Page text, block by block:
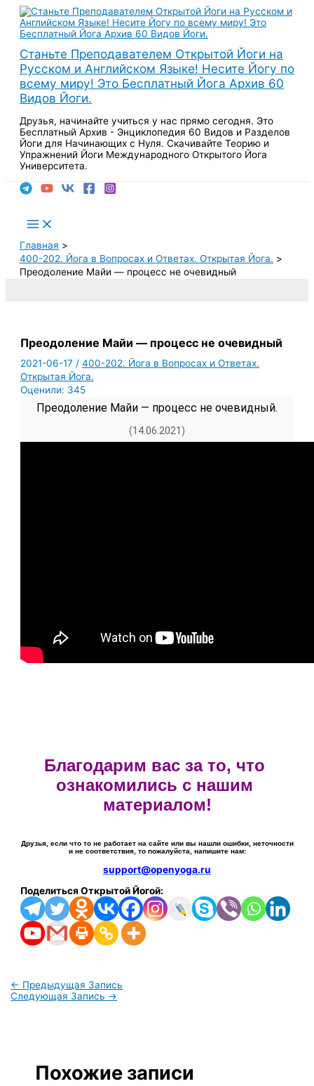
Перейти
содержимому
Станьте Преподавателем Открытой Йоги на
Русском и Английском Языке! Несите Йогу по
всему миру! Это Бесплатный Йога Архив 60
Видов Йоги.
Друзья, начинайте учиться у нас прямо сегодня. Это
Бесплатный Архив - Энциклопедия 60 Видов и Разделов
Йоги для Начинающих с Нуля. Скачивайте Теорию и
Упражнений Йоги Международного Открытого Йога
Университета.
Main
Menu
Главная
400-202. Йога в Вопросах и Ответах. Открытая Йога.
Преодоление Майи — процесс не очевидный
Преодоление Майи — процесс не очевидный
2021-06-17/400-202. Йога в Вопросах и Ответах.
Открытая Йога.
Оценили: 345
Преодоление Майи — процесс не очевидный.
(14.06.2021)
Благодарим вас за то, что
ознакомились с нашим
материалом!
Друзья, если что то не работает на сайте или вы нашли ошибки, неточности
и не соответствия, то пожалуйста, напишите нам:
support@openyoga.ru
Поделиться Открытой Йогой:
← Предыдущая Запись
Следующая Запись →
Похожие записи